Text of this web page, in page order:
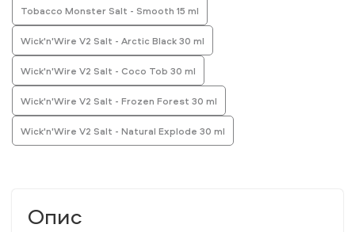
Tobacco Monster Salt - Smooth 15 ml
Wick'n'Wire V2 Salt - Arctic Black 30 ml
Wick'n'Wire V2 Salt - Coco Tob 30 ml
Wick'n'Wire V2 Salt - Frozen Forest 30 ml
Wick'n'Wire V2 Salt - Natural Explode 30 ml
Опис